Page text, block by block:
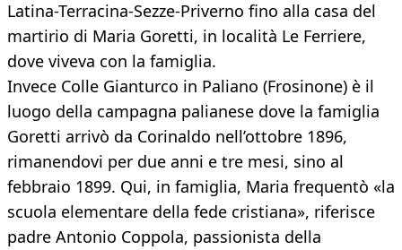
Latina-Terracina-Sezze-Priverno fino alla casa del
martirio di Maria Goretti, in località Le Ferriere,
dove viveva con la famiglia.
Invece Colle Gianturco in Paliano (Frosinone) è il
luogo della campagna palianese dove la famiglia
Goretti arrivò da Corinaldo nell’ottobre 1896,
rimanendovi per due anni e tre mesi, sino al
febbraio 1899. Qui, in famiglia, Maria frequentò «la
scuola elementare della fede cristiana», riferisce
padre Antonio Coppola, passionista della